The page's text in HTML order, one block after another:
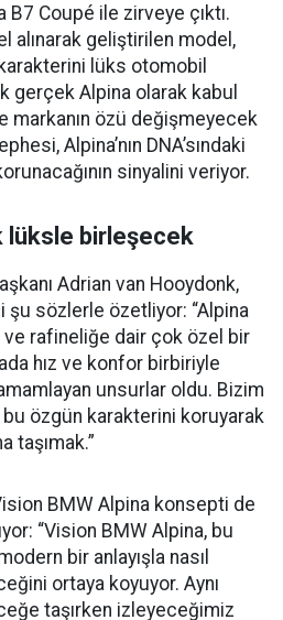
B7 Coupé ile zirveye çıktı.
alınarak geliştirilen model,
lüks otomobil
gerçek Alpina olarak kabul
markanın özü değişmeyecek
Alpina’nın DNA’sındaki
sinyalini veriyor.
lüksle birleşecek
Adrian van Hooydonk,
şu sözlerle özetliyor: “Alpina
rafineliğe dair çok özel bir
hız ve konfor birbiriyle
unsurlar oldu. Bizim
özgün karakterini koruyarak
taşımak.”
BMW Alpina konsepti de
“Vision BMW Alpina, bu
bir anlayışla nasıl
ortaya koyuyor. Aynı
taşırken izleyeceğimiz